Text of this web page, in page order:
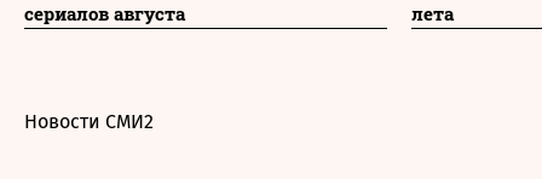
сериалов августа
лета
Новости СМИ2